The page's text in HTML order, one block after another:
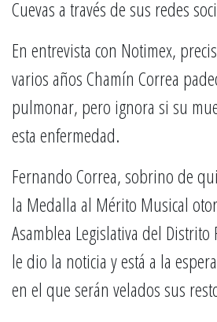
Cuevas a través de sus redes
En entrevista con Notimex,
varios años Chamín Correa
pulmonar, pero ignora si su
esta enfermedad.
Fernando Correa, sobrino de
la Medalla al Mérito Musical
Asamblea Legislativa del
le dio la noticia y está a la
en el que serán velados sus